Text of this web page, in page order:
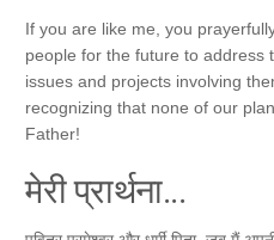
If you are like me, you
people for the future to address
issues and projects involving
recognizing that none of our
Father!
मेरी प्रार्थना...